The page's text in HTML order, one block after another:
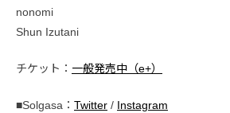
nonomi
Shun Izutani
チケット： 一般発売中（e+）
■Solgasa： Twitter / Instagram